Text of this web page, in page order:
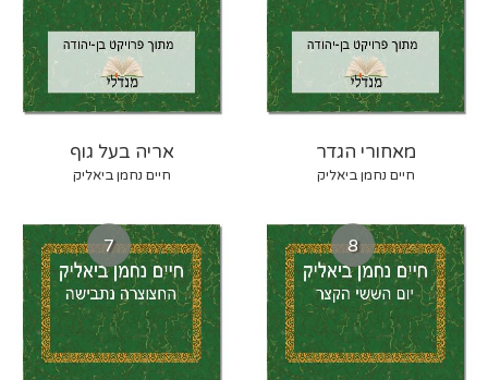
אריה בעל גוף
חיים נחמן ביאליק
מאחורי הגדר
חיים נחמן ביאליק
7 8